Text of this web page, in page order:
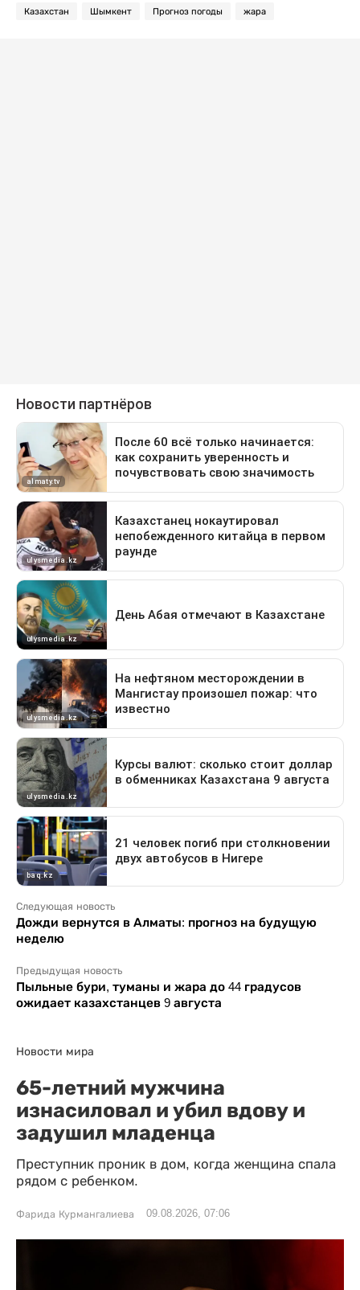
Казахстан Шымкент Прогноз погоды жара
Следующая новость
Дожди вернутся в Алматы: прогноз на будущую
неделю
Предыдущая новость
Пыльные бури, туманы и жара до 44 градусов
ожидает казахстанцев 9 августа
Новости мира
65-летний мужчина
изнасиловал и убил вдову и
задушил младенца
Преступник проник в дом, когда женщина спала
рядом с ребенком.
Фарида Курмангалиева 09.08.2026, 07:06